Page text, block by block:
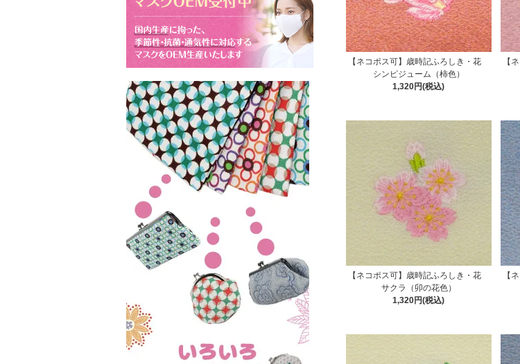
【ネコポス可】歳時記ふろしき・花
シンピジューム（柿色）
1,320円(税込)
【
【ネコポス可】歳時記ふろしき・花
サクラ（卯の花色）
1,320円(税込)
【